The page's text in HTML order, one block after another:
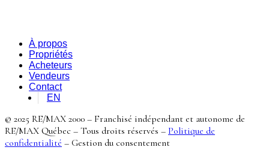
À propos
Propriétés
Acheteurs
Vendeurs
Contact
EN
© 2025 RE/MAX 2000 – Franchisé indépendant et autonome de
RE/MAX Québec – Tous droits réservés – Politique de
confidentialité – Gestion du consentement